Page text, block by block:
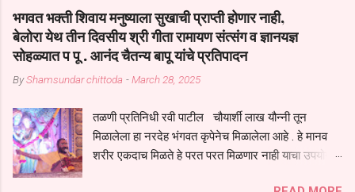
सुंदर निरूपण केले सध्य स्थितीचा काळ हा मानव जातीच्या परीक्षेचा काळ आहे
धर्ममंडपात बसलेली लोक ही खरच भाग्यवान आहेत कोरोना सारख्या महामारीत आपंण
जिवंत आहोत या महामारीतून जर आपल्याला वाचायचे असेल तर धार्मीक विचाराचा
आधार आपल्याला घ्यावाच लागेल महामारीच्या काळात वारकरी सप्रदायच खूप मोठा
आधार आहे सध्य स्थितीत मानव जातीची मानसीक अवस्था सक्षम असणे गरजेचे आहे
सगळ्याना करून दीली आहे मनुष्याच्या आयुष्यातील नामसाधना ही त्याच्यासाठी खूप
मोठा आधार असते परतू आज काल तीच साधना करण्याचा आळस आ...
भगवत भक्ती शिवाय मनुष्याला सुखाची प्राप्ती होणार नाही,
बेलोरा येथ तीन दिवसीय श्री गीता रामायण संत्संग व ज्ञानयज्ञ
सोहळ्यात प पू . आनंद चैतन्य बापू यांचे प्रतिपादन
ByShamsundar chittoda -March 28, 2025
तळणी प्रतिनिधी रवी पाटील चौयार्शी लाख यौन्नी तून
मिळालेला हा नरदेह भंगवत कृपेनेच मिळालेला आहे . हे मानव
शरीर एकदाच मिळते हे परत परत मिळणार नाही याचा उपयोग